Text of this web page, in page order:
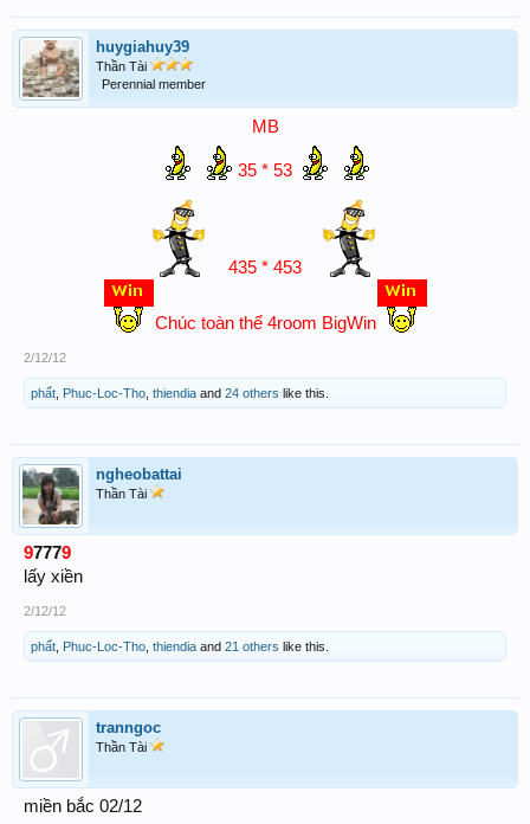
huygiahuy39
Thần Tài
Perennial member
MB
35 * 53
435 * 453
Chúc toàn thể 4room BigWin
2/12/12
phất Phuc-Loc-Tho thiendia and 24 others like this.
ngheobattai
Thần Tài
97779
lấy xiền
2/12/12
phất Phuc-Loc-Tho thiendia and 21 others like this.
tranngoc
Thần Tài
miền bắc 02/12